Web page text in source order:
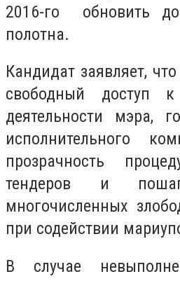
2016-го обновить
полотна.
Кандидат заявляет,
свободный доступ
деятельности мэра,
исполнительного
прозрачность
тендеров и
многочисленных
при содействии
В случае